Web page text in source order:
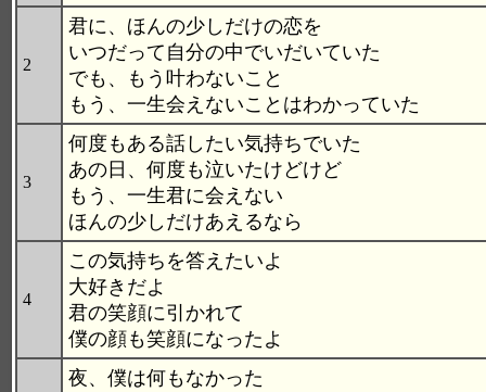
2
君に、ほんの少しだけの恋を
いつだって自分の中でいだいていた
でも、もう叶わないこと
もう、一生会えないことはわかっていた
3
何度もある話したい気持ちでいた
あの日、何度も泣いたけどけど
もう、一生君に会えない
ほんの少しだけあえるなら
4
この気持ちを答えたいよ
大好きだよ
君の笑顔に引かれて
僕の顔も笑顔になったよ
夜、僕は何もなかった